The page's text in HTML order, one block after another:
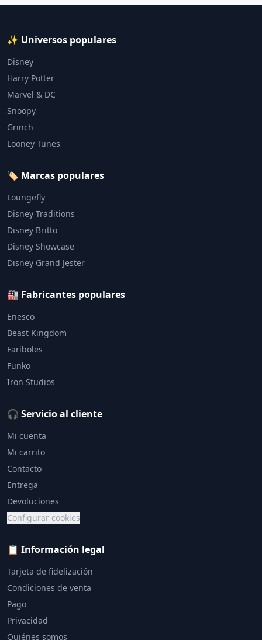
✨ Universos populares
Disney
Harry Potter
Marvel & DC
Snoopy
Grinch
Looney Tunes
🏷️ Marcas populares
Loungefly
Disney Traditions
Disney Britto
Disney Showcase
Disney Grand Jester
🏭 Fabricantes populares
Enesco
Beast Kingdom
Fariboles
Funko
Iron Studios
🎧 Servicio al cliente
Mi cuenta
Mi carrito
Contacto
Entrega
Devoluciones
Configurar cookies
📋 Información legal
Tarjeta de fidelización
Condiciones de venta
Pago
Privacidad
Quiénes somos